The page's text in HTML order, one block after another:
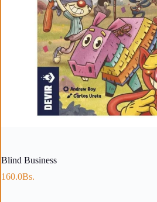
Blind Business
160.0Bs.